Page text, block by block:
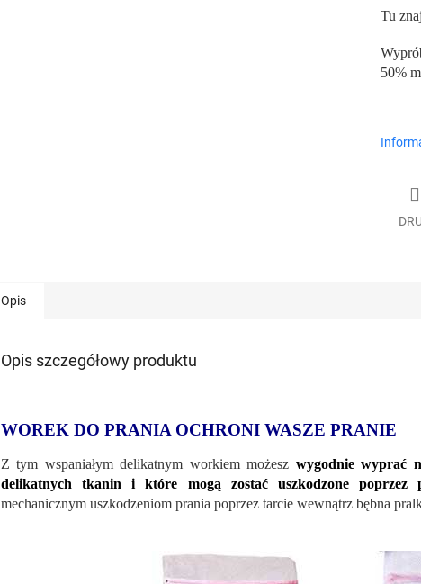
Tu
50%
Opis
Opis szczegółowy produktu
WOREK DO PRANIA OCHRONI WASZE PRANIE
Z tym wspaniałym delikatnym workiem możesz wygodnie wyprać
delikatnych tkanin i które mogą zostać uszkodzone poprzez
mechanicznym uszkodzeniom prania poprzez tarcie wewnątrz bębna